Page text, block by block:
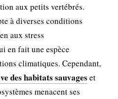
aux petits vertébrés.
à diverses conditions
aux stress
en fait une espèce
climatiques. Cependant,
des habitats sauvages et
menacent ses